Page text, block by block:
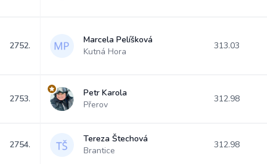
2752.
Marcela Pelíšková
Kutná Hora
313.03
2753.
Petr Karola
Přerov
312.98
2754.
Tereza Štechová
Brantice
312.98